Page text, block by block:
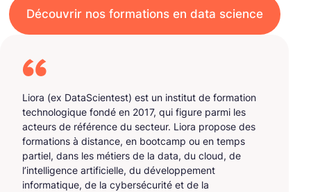
Découvrir nos formations en data science
Liora (ex DataScientest) est un institut de formation
technologique fondé en 2017, qui figure parmi les
acteurs de référence du secteur. Liora propose des
formations à distance, en bootcamp ou en temps
partiel, dans les métiers de la data, du cloud, de
l’intelligence artificielle, du développement
informatique, de la cybersécurité et de la